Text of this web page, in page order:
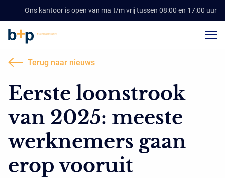
Ons kantoor is open van ma t/m vrij tussen 08:00 en 17:00 uur
Terug naar nieuws
Eerste loonstrook
van 2025: meeste
werknemers gaan
erop vooruit